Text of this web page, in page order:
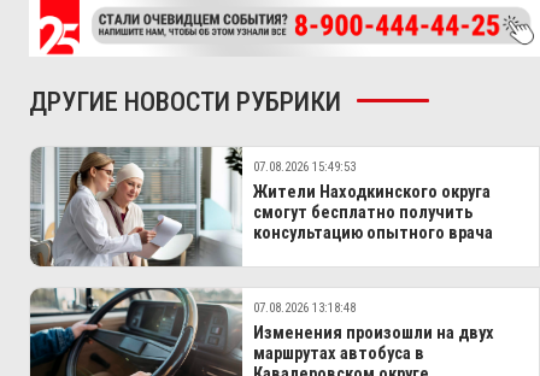
ДРУГИЕ НОВОСТИ РУБРИКИ
07.08.2026 15:49:53
Жители Находкинского округа
смогут бесплатно получить
консультацию опытного врача
07.08.2026 13:18:48
Изменения произошли на двух
маршрутах автобуса в